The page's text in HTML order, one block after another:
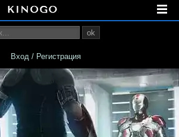
ok
Вход / Регистрация